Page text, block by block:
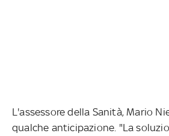
L'assessore della Sanità, Mario
qualche anticipazione. "La